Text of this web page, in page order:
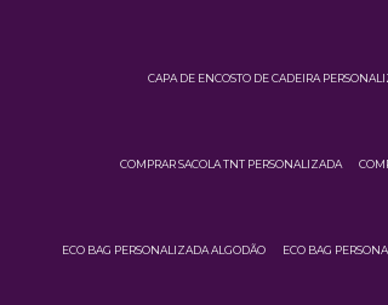
CAPA DE ENCOSTO DE CADEIRA
COMPRAR SACOLA TNT PERSONALIZADA
ECO BAG PERSONALIZADA ALGODÃO ECO BAG